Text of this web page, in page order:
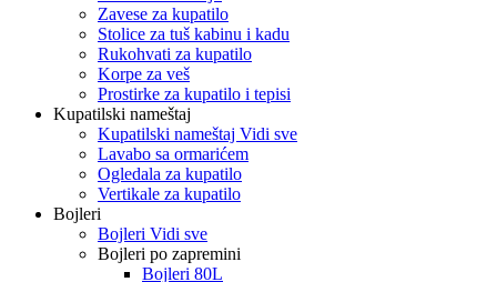
Zavese za kupatilo
Stolice za tuš kabinu i kadu
Rukohvati za kupatilo
Korpe za veš
Prostirke za kupatilo i tepisi
Kupatilski nameštaj
Kupatilski nameštaj Vidi sve
Lavabo sa ormarićem
Ogledala za kupatilo
Vertikale za kupatilo
Bojleri
Bojleri Vidi sve
Bojleri po zapremini
Bojleri 80L